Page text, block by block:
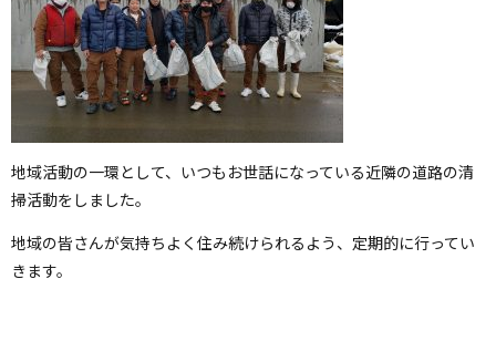
地域活動の一環として、いつもお世話になっている近隣の道路の清
掃活動をしました。
地域の皆さんが気持ちよく住み続けられるよう、定期的に行ってい
きます。